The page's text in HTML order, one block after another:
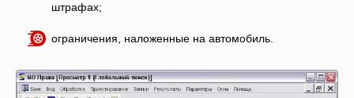
штрафах;
ограничения, наложенные на автомобиль.